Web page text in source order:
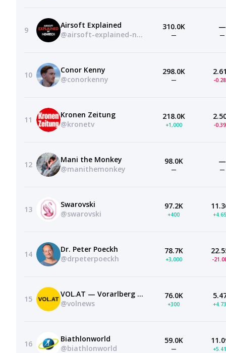
9
Airsoft Explained
@airsoft-explained-novritsch
310.0K
—
—
—
10
Conor Kenny
@conorkenny
298.0K
— -
11
Kronen Zeitung
@kronetv
218.0K
+1,000 -
12
Mani the Monkey
@manithemonkey
98.0K
—
—
—
13
Swarovski
@swarovski
97.2K
+400
14
Dr. Peter Poeckh
@drpeterpoeckh
78.7K
+3,000 -
15
VOL.AT — Vorarlberg Online
@volnews
76.0K
+300
16
Biathlonworld
@biathlonworld
59.0K
—